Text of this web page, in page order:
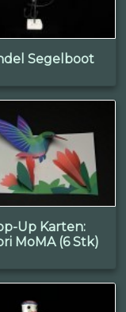
Segelboot
Up Karten:
MoMA (6 Stk)